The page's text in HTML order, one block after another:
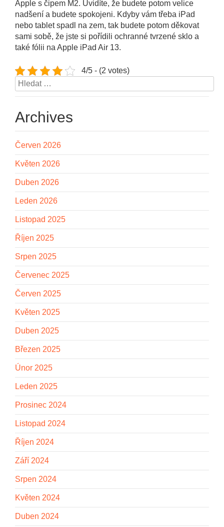
Apple s čipem M2. Uvidíte, že budete potom velice
nadšení a budete spokojeni. Kdyby vám třeba iPad
nebo tablet spadl na zem, tak budete potom děkovat
sami sobě, že jste si pořídili ochranné tvrzené sklo a
také fólii na Apple iPad Air 13.
4/5 - (2 votes)
Vyhledávání
Archives
Červen 2026
Květen 2026
Duben 2026
Leden 2026
Listopad 2025
Říjen 2025
Srpen 2025
Červenec 2025
Červen 2025
Květen 2025
Duben 2025
Březen 2025
Únor 2025
Leden 2025
Prosinec 2024
Listopad 2024
Říjen 2024
Září 2024
Srpen 2024
Květen 2024
Duben 2024